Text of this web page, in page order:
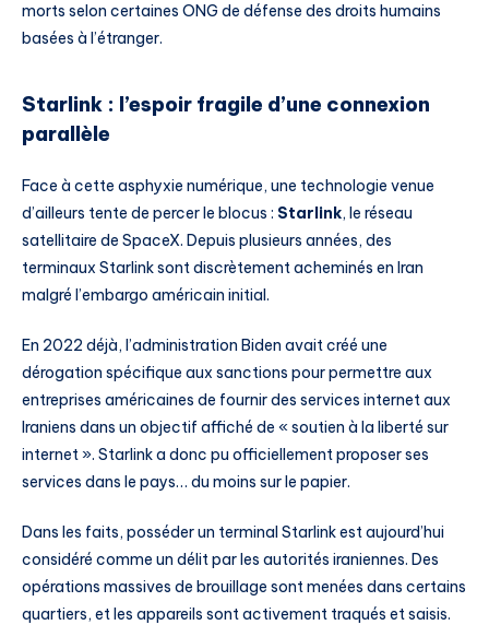
morts selon certaines ONG de défense des droits humains
basées à l’étranger.
Starlink : l’espoir fragile d’une connexion
parallèle
Face à cette asphyxie numérique, une technologie venue
d’ailleurs tente de percer le blocus : Starlink, le réseau
satellitaire de SpaceX. Depuis plusieurs années, des
terminaux Starlink sont discrètement acheminés en Iran
malgré l’embargo américain initial.
En 2022 déjà, l’administration Biden avait créé une
dérogation spécifique aux sanctions pour permettre aux
entreprises américaines de fournir des services internet aux
Iraniens dans un objectif affiché de « soutien à la liberté sur
internet ». Starlink a donc pu officiellement proposer ses
services dans le pays… du moins sur le papier.
Dans les faits, posséder un terminal Starlink est aujourd’hui
considéré comme un délit par les autorités iraniennes. Des
opérations massives de brouillage sont menées dans certains
quartiers, et les appareils sont activement traqués et saisis.